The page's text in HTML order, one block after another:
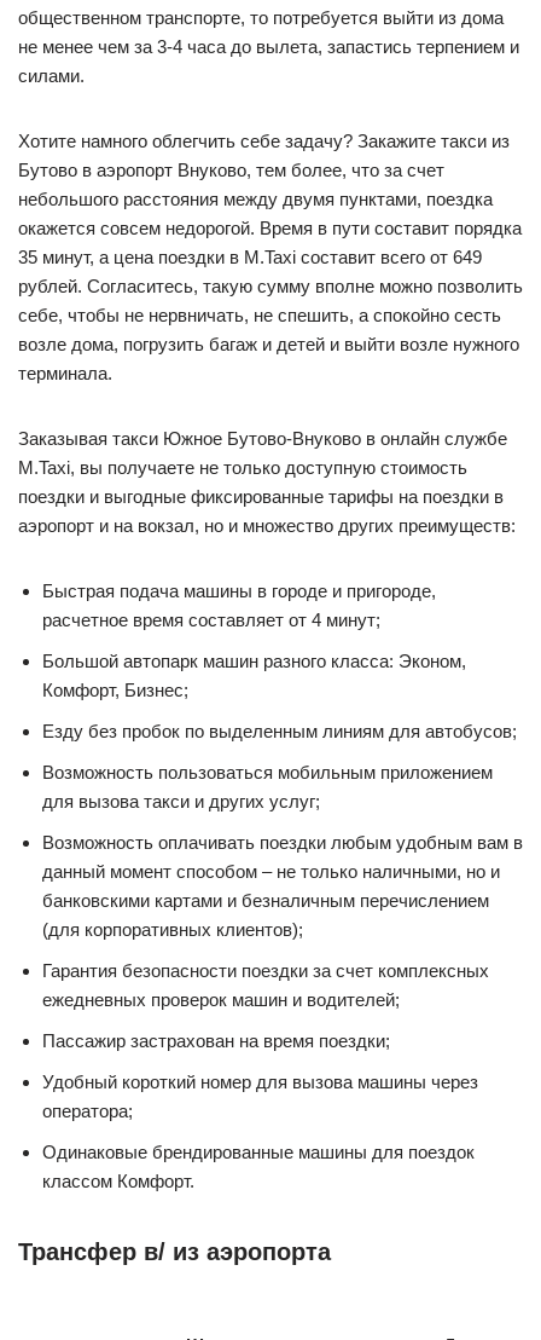
общественном транспорте, то потребуется выйти из дома
не менее чем за 3-4 часа до вылета, запастись терпением и
силами.
Хотите намного облегчить себе задачу? Закажите такси из
Бутово в аэропорт Внуково, тем более, что за счет
небольшого расстояния между двумя пунктами, поездка
окажется совсем недорогой. Время в пути составит порядка
35 минут, а цена поездки в М.Taxi составит всего от 649
рублей. Согласитесь, такую сумму вполне можно позволить
себе, чтобы не нервничать, не спешить, а спокойно сесть
возле дома, погрузить багаж и детей и выйти возле нужного
терминала.
Заказывая такси Южное Бутово-Внуково в онлайн службе
M.Taxi, вы получаете не только доступную стоимость
поездки и выгодные фиксированные тарифы на поездки в
аэропорт и на вокзал, но и множество других преимуществ:
Быстрая подача машины в городе и пригороде,
расчетное время составляет от 4 минут;
Большой автопарк машин разного класса: Эконом,
Комфорт, Бизнес;
Езду без пробок по выделенным линиям для автобусов;
Возможность пользоваться мобильным приложением
для вызова такси и других услуг;
Возможность оплачивать поездки любым удобным вам в
данный момент способом – не только наличными, но и
банковскими картами и безналичным перечислением
(для корпоративных клиентов);
Гарантия безопасности поездки за счет комплексных
ежедневных проверок машин и водителей;
Пассажир застрахован на время поездки;
Удобный короткий номер для вызова машины через
оператора;
Одинаковые брендированные машины для поездок
классом Комфорт.
Трансфер в/ из аэропорта